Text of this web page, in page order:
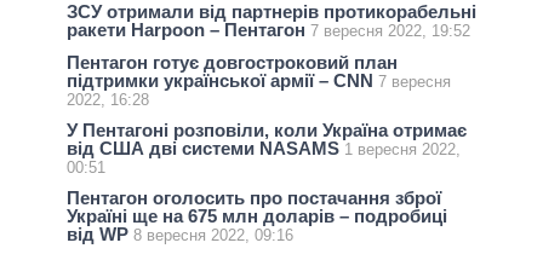
ЗСУ отримали від партнерів протикорабельні
ракети Harpoon – Пентагон 7 вересня 2022, 19:52
Пентагон готує довгостроковий план
підтримки української армії – CNN 7 вересня
2022, 16:28
У Пентагоні розповіли, коли Україна отримає
від США дві системи NASAMS 1 вересня 2022,
00:51
Пентагон оголосить про постачання зброї
Україні ще на 675 млн доларів – подробиці
від WP 8 вересня 2022, 09:16